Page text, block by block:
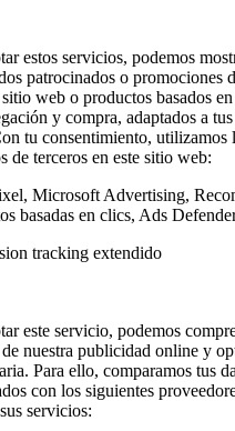
estos servicios, podemos
patrocinados o promociones
web o productos basados
y compra, adaptados a
tu consentimiento, utilizamos
de terceros en este sitio web:
Microsoft Advertising,
basadas en clics, Ads
tracking extendido
este servicio, podemos
nuestra publicidad online y
Para ello, comparamos tus
con los siguientes
servicios: